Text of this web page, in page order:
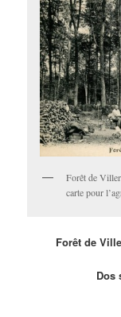
Forêt de
carte pour
Forêt de
Dos